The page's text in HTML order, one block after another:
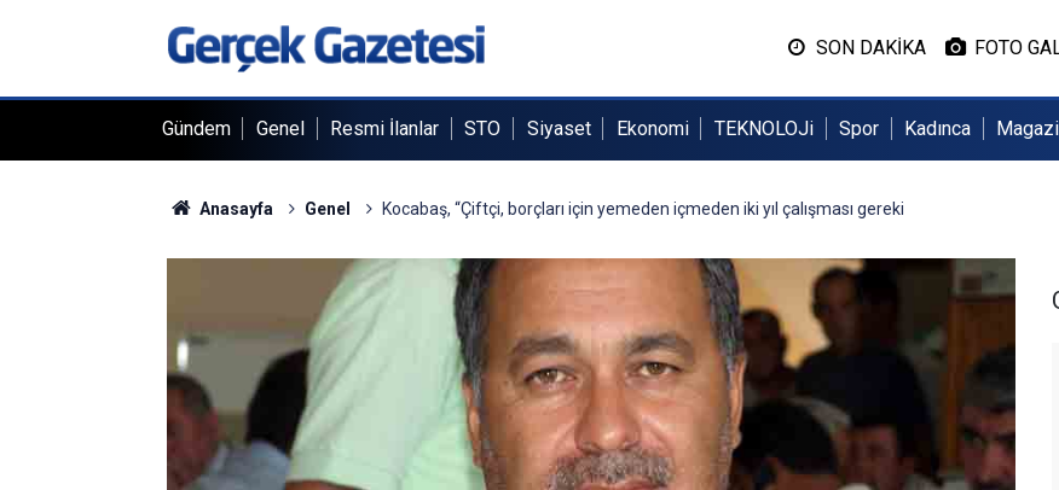
SON DAKİKA FOTO
Gündem Genel Resmi İlanlar STO Siyaset Ekonomi TEKNOLOJi Spor Kadınca
Anasayfa Genel Kocabaş, “Çiftçi, borçları için yemeden içmeden iki yıl çalışması gereki